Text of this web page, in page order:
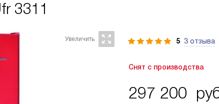
3311
5 3 отзыва
Снят с производства
297 200